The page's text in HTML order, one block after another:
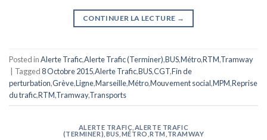
CONTINUER LA LECTURE →
Posted inAlerte Trafic,Alerte Trafic (Terminer),BUS,Métro,RTM,Tramway
Tagged8 Octobre 2015,Alerte Trafic,BUS,CGT,Fin de
perturbation,Grève,Ligne,Marseille,Métro,Mouvement social,MPM,Reprise
du trafic,RTM,Tramway,Transports
ALERTE TRAFIC ALERTE TRAFIC
(TERMINER) BUS MÉTRO ,RTM TRAMWAY